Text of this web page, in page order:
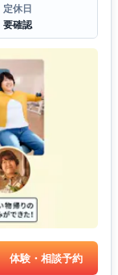
定休日
要確認
体験・相談予約